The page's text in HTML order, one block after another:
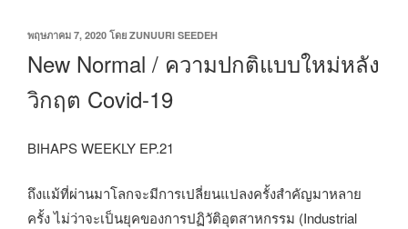
เขียน
พฤษภาคม 7, 2020 โดย ZUNUURI SEEDEH
New Normal / ความปกติแบบใหม่หลัง
วิกฤต Covid-19
BIHAPS WEEKLY EP.21
ถึงแม้ที่ผ่านมาโลกจะมีการเปลี่ยนแปลงครั้งสำคัญมาหลาย
ครั้ง ไม่ว่าจะเป็นยุคของการปฏิวัติอุตสาหกรรม (Industrial